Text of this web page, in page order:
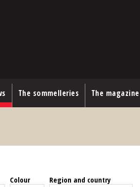
The sommelleries The magazine
Colour Region and country